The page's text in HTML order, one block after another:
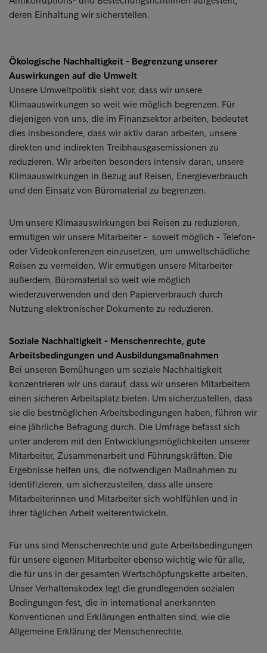
deren Einhaltung wir sicherstellen.
Ökologische Nachhaltigkeit - Begrenzung unserer
Auswirkungen auf die Umwelt
Unsere Umweltpolitik sieht vor, dass wir unsere
Klimaauswirkungen so weit wie möglich begrenzen. Für
diejenigen von uns, die im Finanzsektor arbeiten, bedeutet
dies insbesondere, dass wir aktiv daran arbeiten, unsere
direkten und indirekten Treibhausgasemissionen zu
reduzieren. Wir arbeiten besonders intensiv daran, unsere
Klimaauswirkungen in Bezug auf Reisen, Energieverbrauch
und den Einsatz von Büromaterial zu begrenzen.
Um unsere Klimaauswirkungen bei Reisen zu reduzieren,
ermutigen wir unsere Mitarbeiter - soweit möglich - Telefon-
oder Videokonferenzen einzusetzen, um umweltschädliche
Reisen zu vermeiden. Wir ermutigen unsere Mitarbeiter
außerdem, Büromaterial so weit wie möglich
wiederzuverwenden und den Papierverbrauch durch
Nutzung elektronischer Dokumente zu reduzieren.
Soziale Nachhaltigkeit - Menschenrechte, gute
Arbeitsbedingungen und Ausbildungsmaßnahmen
Bei unseren Bemühungen um soziale Nachhaltigkeit
konzentrieren wir uns darauf, dass wir unseren Mitarbeitern
einen sicheren Arbeitsplatz bieten. Um sicherzustellen, dass
sie die bestmöglichen Arbeitsbedingungen haben, führen wir
eine jährliche Befragung durch. Die Umfrage befasst sich
unter anderem mit den Entwicklungsmöglichkeiten unserer
Mitarbeiter, Zusammenarbeit und Führungskräften. Die
Ergebnisse helfen uns, die notwendigen Maßnahmen zu
identifizieren, um sicherzustellen, dass alle unsere
Mitarbeiterinnen und Mitarbeiter sich wohlfühlen und in
ihrer täglichen Arbeit weiterentwickeln.
Für uns sind Menschenrechte und gute Arbeitsbedingungen
für unsere eigenen Mitarbeiter ebenso wichtig wie für alle,
die für uns in der gesamten Wertschöpfungskette arbeiten.
Unser Verhaltenskodex legt die grundlegenden sozialen
Bedingungen fest, die in international anerkannten
Konventionen und Erklärungen enthalten sind, wie die
Allgemeine Erklärung der Menschenrechte.